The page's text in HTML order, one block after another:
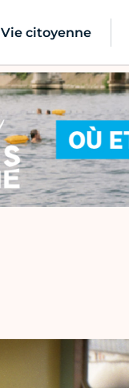
Vie citoyenne